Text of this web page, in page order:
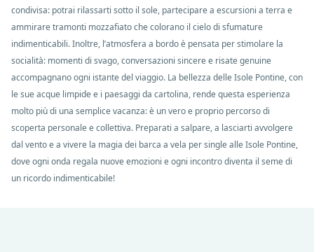
condivisa: potrai rilassarti sotto il sole, partecipare a escursioni a terra e
ammirare tramonti mozzafiato che colorano il cielo di sfumature
indimenticabili. Inoltre, l’atmosfera a bordo è pensata per stimolare la
socialità: momenti di svago, conversazioni sincere e risate genuine
accompagnano ogni istante del viaggio. La bellezza delle Isole Pontine, con
le sue acque limpide e i paesaggi da cartolina, rende questa esperienza
molto più di una semplice vacanza: è un vero e proprio percorso di
scoperta personale e collettiva. Preparati a salpare, a lasciarti avvolgere
dal vento e a vivere la magia dei barca a vela per single alle Isole Pontine,
dove ogni onda regala nuove emozioni e ogni incontro diventa il seme di
un ricordo indimenticabile!